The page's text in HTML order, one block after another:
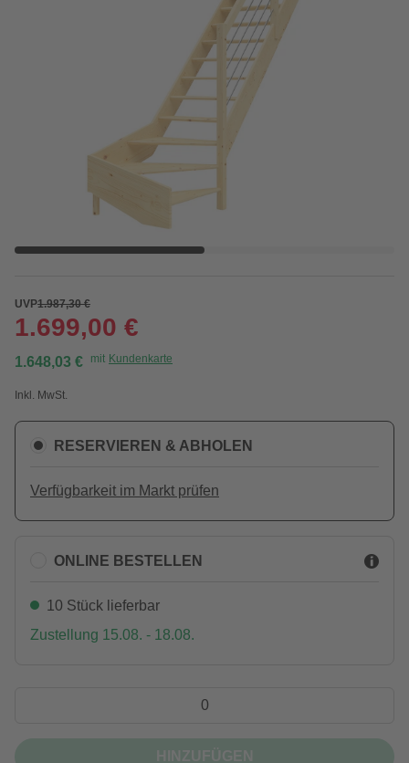
UVP1.987,30 €
1.699,00 €
1.648,03 € mit Kundenkarte
Inkl. MwSt.
RESERVIEREN & ABHOLEN
Verfügbarkeit im Markt prüfen
ONLINE BESTELLEN
10 Stück lieferbar
Zustellung 15.08. - 18.08.